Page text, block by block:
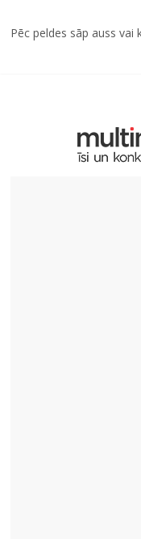
Pēc peldes sāp auss vai
Kā neuzkāpt uz tiem
Šefpavārs iesaka, kā
5 svarīgi soļi, lai bērns